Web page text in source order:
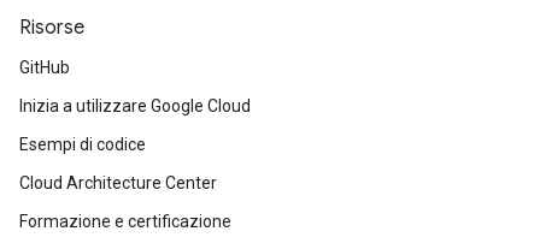
Risorse
GitHub
Inizia a utilizzare Google Cloud
Esempi di codice
Cloud Architecture Center
Formazione e certificazione